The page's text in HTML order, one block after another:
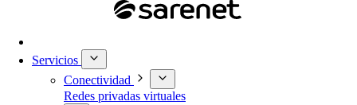
Servicios
Conectividad
Redes privadas virtuales